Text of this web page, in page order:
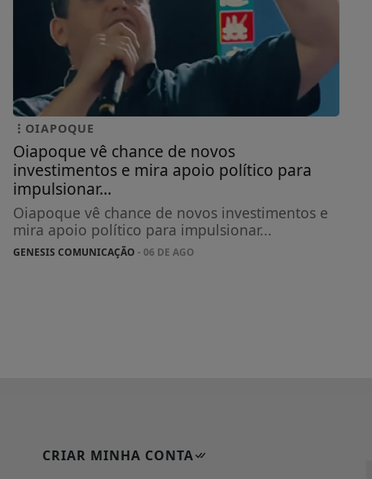
OIAPOQUE
Oiapoque vê chance de novos
investimentos e mira apoio político para
impulsionar...
Oiapoque vê chance de novos investimentos e
mira apoio político para impulsionar...
GENESIS COMUNICAÇÃO - 06 DE AGO
CRIAR MINHA CONTA